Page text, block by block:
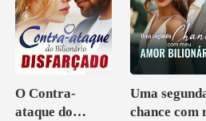
O Contra-
ataque do
Uma
chance com